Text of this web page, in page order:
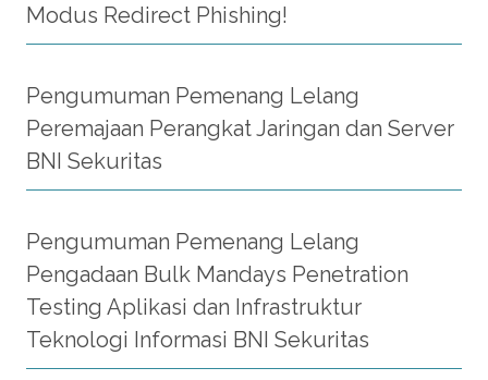
Modus Redirect Phishing!
Pengumuman Pemenang Lelang
Peremajaan Perangkat Jaringan dan Server
BNI Sekuritas
Pengumuman Pemenang Lelang
Pengadaan Bulk Mandays Penetration
Testing Aplikasi dan Infrastruktur
Teknologi Informasi BNI Sekuritas